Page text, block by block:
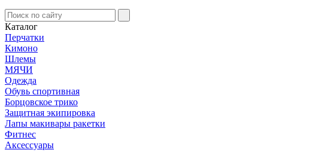
Каталог
Перчатки
Кимоно
Шлемы
МЯЧИ
Одежда
Обувь спортивная
Борцовское трико
Защитная экипировка
Лапы макивары ракетки
Фитнес
Аксессуары